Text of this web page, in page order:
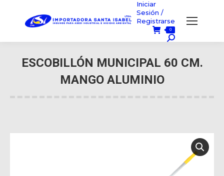
Iniciar
Sesión /
Registrarse
0
Búsqueda:
ESCOBILLÓN MUNICIPAL 60 CM.
MANGO ALUMINIO